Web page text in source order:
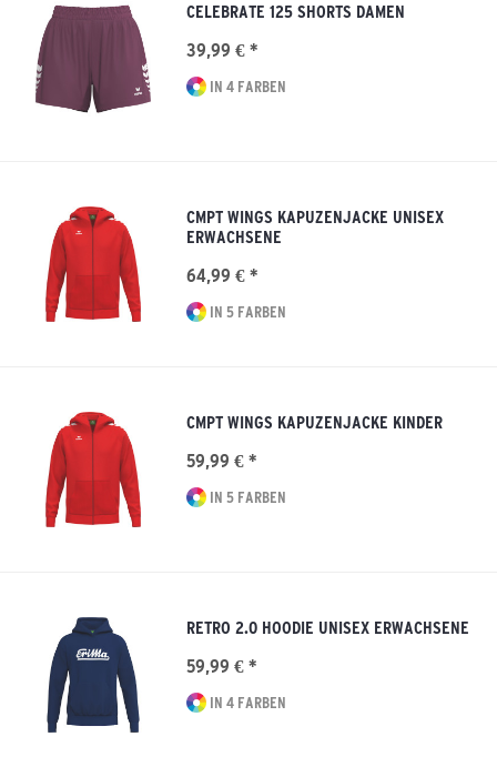
CELEBRATE 125 SHORTS DAMEN
39,99 € *
IN 4 FARBEN
CMPT WINGS KAPUZENJACKE UNISEX
ERWACHSENE
64,99 € *
IN 5 FARBEN
CMPT WINGS KAPUZENJACKE KINDER
59,99 € *
IN 5 FARBEN
RETRO 2.0 HOODIE UNISEX ERWACHSENE
59,99 € *
IN 4 FARBEN